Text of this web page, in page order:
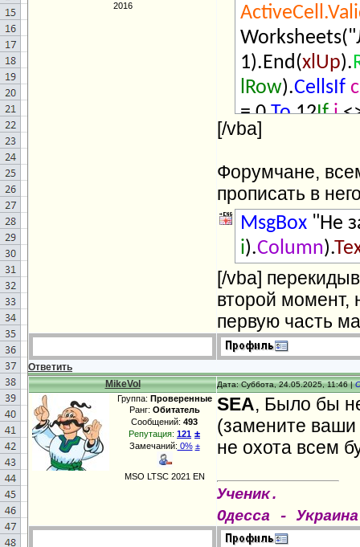
2016
1).End(xlUp).
lRow).CellsIf
= 0To12If i
"Реестр
.Cells(10;
vbCritical +
IfNextEnd
.Cells(.
"*Резерв*"
Empty
'" &
vbCritical+
i).Column).
WithWith
1).End(xlUp).
= 0To8If i<>
"Журнал
cl.Offset(;i).
[/vba]
Форумчане,
прописать в
MsgBox "Не
i).Column).
[/vba]
второй момент,
первую часть
Ответить
MikeVol
Дата: Суббота, 24.05.2025, 11:46 |
Группа: Проверенные
Ранг: Обитатель
Сообщений: 493
Репутация: 121 ±
Замечаний: 0% ±
MSO LTSC 2021 EN
SEA, Было бы
(замените
не охота всем
Ученик.
Одесса - Украина